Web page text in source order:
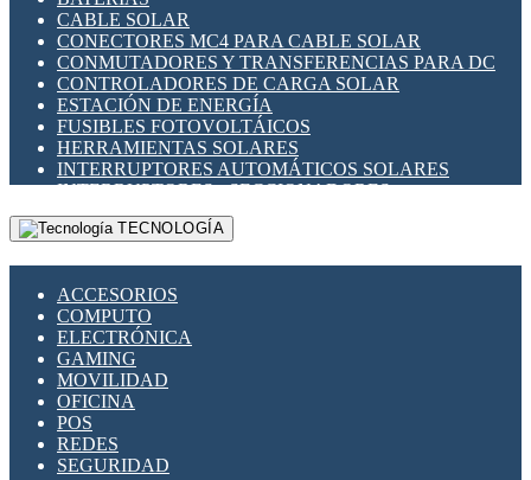
CABLE SOLAR
CONECTORES MC4 PARA CABLE SOLAR
CONMUTADORES Y TRANSFERENCIAS PARA DC
CONTROLADORES DE CARGA SOLAR
ESTACIÓN DE ENERGÍA
FUSIBLES FOTOVOLTÁICOS
HERRAMIENTAS SOLARES
INTERRUPTORES AUTOMÁTICOS SOLARES
INTERRUPTORES - SECCIONADORES
FOTOVOLTÁICOS
MONTAJE PANEL SOLAR
SUPRESOR DE TRANSIENTES SPDS PARA
APLICACIONES FOTOVOLTAICAS
TECNOLOGÍA
ACCESORIOS
COMPUTO
ELECTRÓNICA
GAMING
MOVILIDAD
OFICINA
POS
REDES
SEGURIDAD